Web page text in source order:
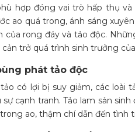
hợp đóng vai trò hấp thụ
ao quá trong, ánh sáng
của rong đáy và tảo độc.
trở quá trình sinh trưởng
phát tảo độc
tảo có lợi bị suy giảm, các loài
sự cạnh tranh. Tảo lam sản
ao, thậm chí dẫn đến tình